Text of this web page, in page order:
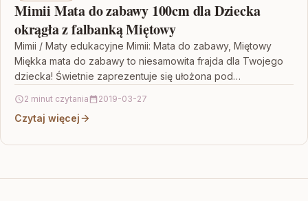
Mimii Mata do zabawy 100cm dla Dziecka
okrągła z falbanką Miętowy
Mimii / Maty edukacyjne Mimii: Mata do zabawy, Miętowy
Miękka mata do zabawy to niesamowita frajda dla Twojego
dziecka! Świetnie zaprezentuje się ułożona pod…
2 minut czytania 2019-03-27
Czytaj więcej